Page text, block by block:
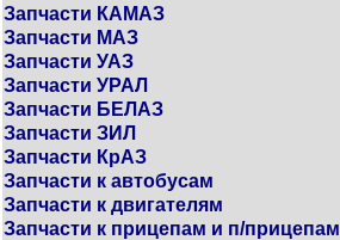
Запчасти КАМАЗ
Запчасти МАЗ
Запчасти УАЗ
Запчасти УРАЛ
Запчасти БЕЛАЗ
Запчасти ЗИЛ
Запчасти КрАЗ
Запчасти к автобусам
Запчасти к двигателям
Запчасти к прицепам и п/прицепам